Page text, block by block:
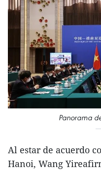
Panorama
Al estar de acuerdo
Hanoi, Wang